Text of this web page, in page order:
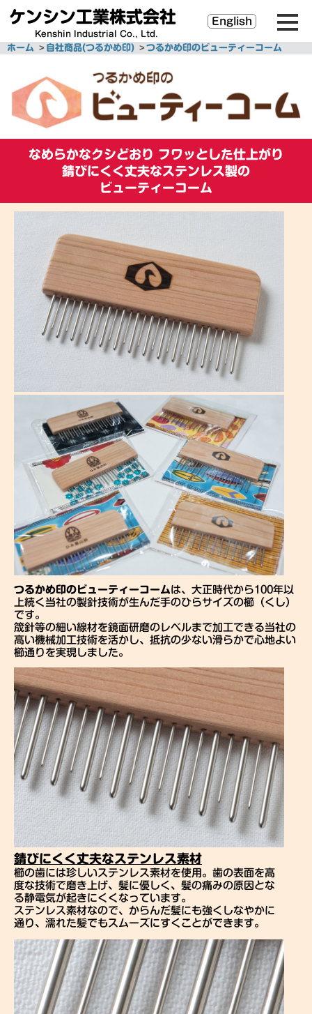
ケンシン工業株式会社
Kenshin Industrial Co., Ltd.
English
ホーム 自社商品(つるかめ印) つるかめ印のビューティーコーム
なめらかなクシどおり フワッとした仕上がり
錆びにくく丈夫なステンレス製の
ビューティーコーム
つるかめ印のビューティーコームは、大正時代から100年以
上続く当社の製針技術が生んだ手のひらサイズの櫛（くし）
です。
筬針等の細い線材を鏡面研磨のレベルまで加工できる当社の
高い機械加工技術を活かし、抵抗の少ない滑らかで心地よい
櫛通りを実現しました。
錆びにくく丈夫なステンレス素材
櫛の歯には珍しいステンレス素材を使用。歯の表面を高
度な技術で磨き上げ、髪に優しく、髪の痛みの原因とな
る静電気が起きにくくなっています。
ステンレス素材なので、からんだ髪にも強くしなやかに
通り、濡れた髪でもスムーズにすくことができます。